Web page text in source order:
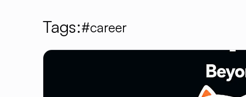
Tags:#career